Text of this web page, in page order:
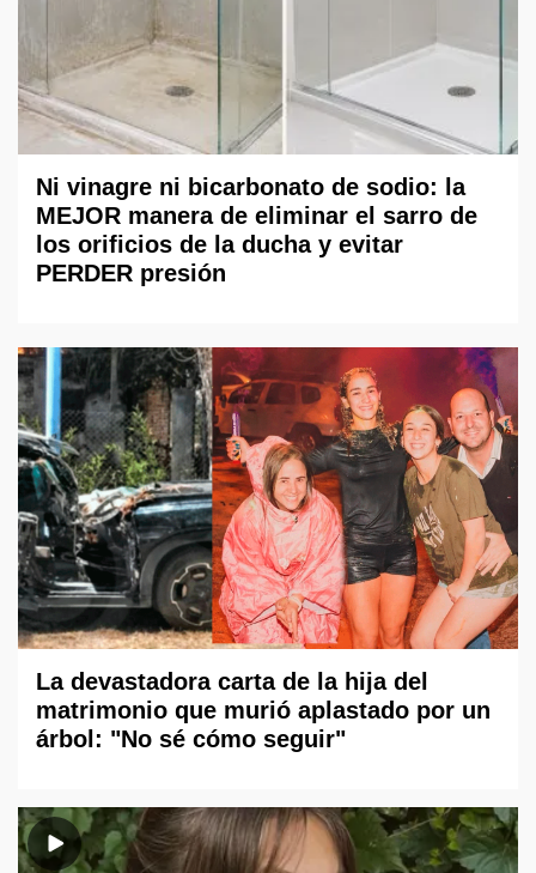
Ni vinagre ni bicarbonato de sodio: la
MEJOR manera de eliminar el sarro de
los orificios de la ducha y evitar
PERDER presión
La devastadora carta de la hija del
matrimonio que murió aplastado por un
árbol: "No sé cómo seguir"